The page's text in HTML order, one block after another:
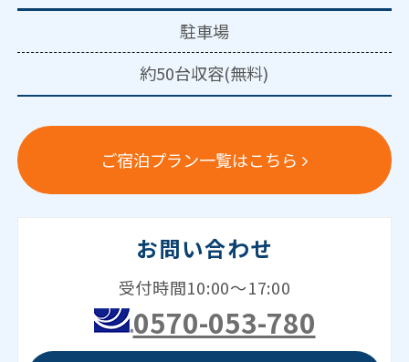
駐車場
約50台収容(無料)
ご宿泊プラン一覧はこちら
お問い合わせ
受付時間10:00～17:00
0570-053-780